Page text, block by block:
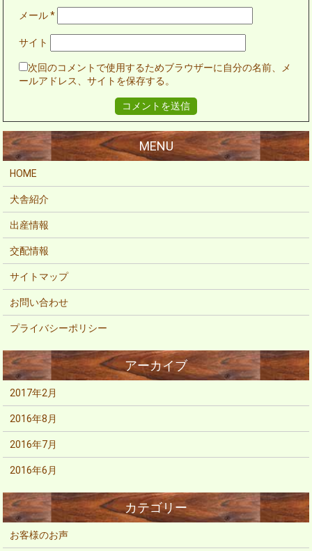
メール*
サイト
次回のコメントで使用するためブラウザーに自分の名前、メ
ールアドレス、サイトを保存する。
HOME
犬舎紹介
出産情報
交配情報
サイトマップ
お問い合わせ
プライバシーポリシー
2017年2月
2016年8月
2016年7月
2016年6月
お客様のお声